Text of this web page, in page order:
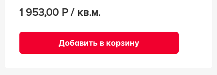
1 953,00 Р / кв.м.
Добавить в корзину